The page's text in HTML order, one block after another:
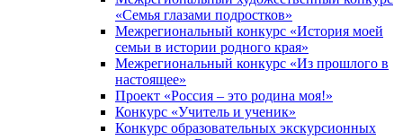
«Семья глазами подростков»
Межрегиональный конкурс «История моей
семьи в истории родного края»
Межрегиональный конкурс «Из прошлого в
настоящее»
Проект «Россия – это родина моя!»
Конкурс «Учитель и ученик»
Конкурс образовательных экскурсионных